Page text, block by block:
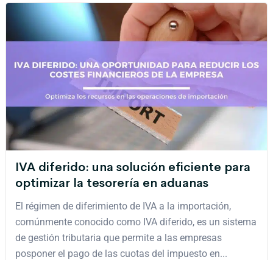
IVA diferido: una solución eficiente para
optimizar la tesorería en aduanas
El régimen de diferimiento de IVA a la importación,
comúnmente conocido como IVA diferido, es un sistema
de gestión tributaria que permite a las empresas
posponer el pago de las cuotas del impuesto en...